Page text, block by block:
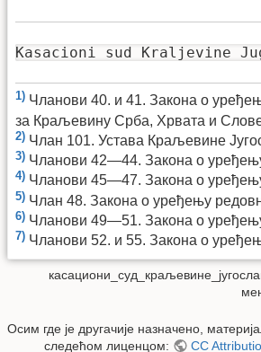
Kasacioni sud Kraljevine
1) Чланови 40. и 41. Закона о
за Краљевину Срба, Хрвата и
2) Члан 101. Устава Краљевине
3) Чланови 42—44. Закона о
4) Чланови 45—47. Закона о
5) Члан 48. Закона о уређењу
6) Чланови 49—51. Закона о
7) Чланови 52. и 55. Закона о
Осим где је другачије назначено,
следећом лиценцом:
CC